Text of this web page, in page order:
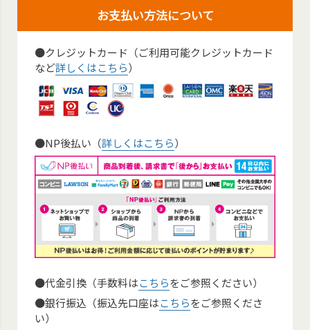
お支払い方法について
●クレジットカード（ご利用可能クレジットカード
など詳しくはこちら）
●NP後払い（詳しくはこちら）
●代金引換（手数料はこちらをご参照ください）
●銀行振込（振込先口座はこちらをご参照くださ
い）